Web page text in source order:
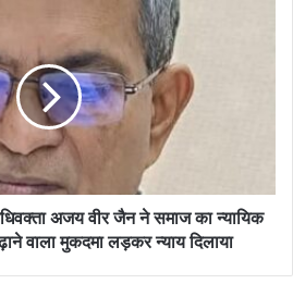
अजय वीर जैन ने समाज का न्यायिक
वाला मुकदमा लड़कर न्याय दिलाया